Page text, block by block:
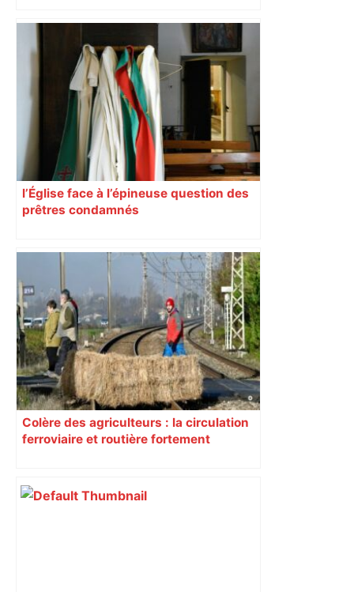
l’Église face à l’épineuse question des
prêtres condamnés
Colère des agriculteurs : la circulation
ferroviaire et routière fortement